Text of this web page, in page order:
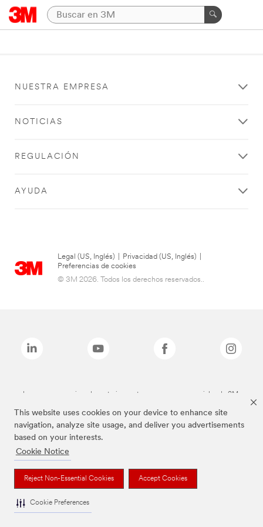
This website uses cookies on your device to enhance site
navigation, analyze site usage, and deliver you advertisements
based on your interests.
Cookie Notice
Reject Non-Essential Cookies Accept Cookies
Cookie Preferences
NUESTRA EMPRESA
NOTICIAS
REGULACIÓN
AYUDA
Legal (US, Inglés) Privacidad (US, Inglés)
Preferencias de cookies
© 3M 2026. Todos los derechos reservados..
Las marcas mencionadas anteriormente son marcas comerciales de 3M.